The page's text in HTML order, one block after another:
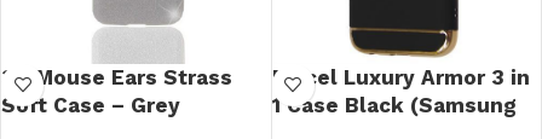
3D Mouse Ears Strass
Soft Case – Grey
Forcel Luxury Armor 3 in
1 Case Black (Samsung